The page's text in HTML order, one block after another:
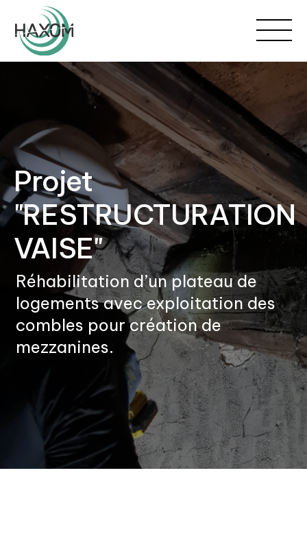
Projet
"RESTRUCTURATION
VAISE"
Réhabilitation d’un plateau de
logements avec exploitation des
combles pour création de
mezzanines.